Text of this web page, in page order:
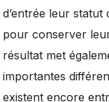
d’entrée leur statut
pour conserver
résultat met
importantes
existent encore